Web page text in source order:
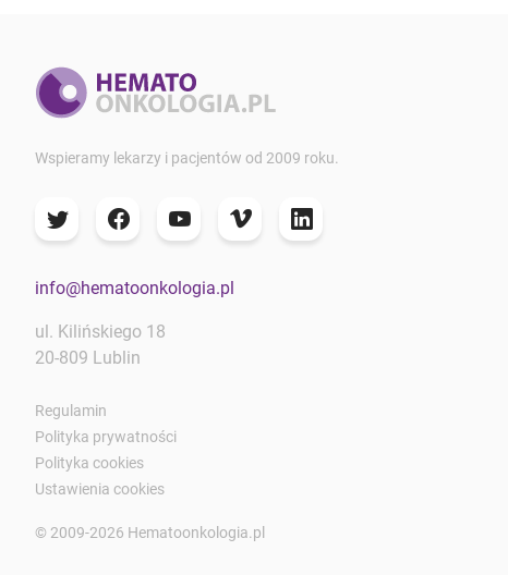
Wspieramy lekarzy i pacjentów od 2009 roku.
info@hematoonkologia.pl
ul. Kilińskiego 18
20-809 Lublin
Regulamin
Polityka prywatności
Polityka cookies
Ustawienia cookies
© 2009-2026 Hematoonkologia.pl